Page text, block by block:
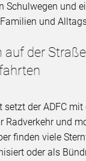
Schulwegen und
und
auf der
setzt der ADFC
Radverkehr und
finden viele
oder als